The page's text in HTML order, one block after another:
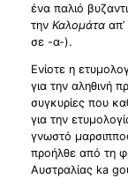
ένα παλιό
την Καλομάτααπ’
σε -α-).
Ενίοτε η
για την αληθινή
συγκυρίες που
για την
γνωστό
προήλθε από τη
Αυστραλίας ka